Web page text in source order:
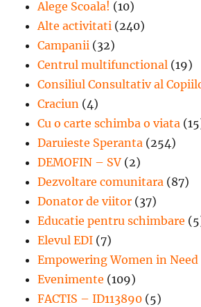
Alege Scoala! (10)
Alte activitati (240)
Campanii (32)
Centrul multifunctional (19)
Consiliul Consultativ al
Craciun (4)
Cu o carte schimba o viata
Daruieste Speranta (254)
DEMOFIN – SV (2)
Dezvoltare comunitara (87)
Donator de viitor (37)
Educatie pentru schimbare
Elevul EDI (7)
Empowering Women in Need
Evenimente (109)
FACTIS – ID113890 (5)